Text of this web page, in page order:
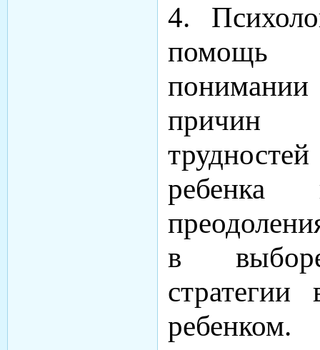
4.
помощь
причин
в
стратегии
ребенком.